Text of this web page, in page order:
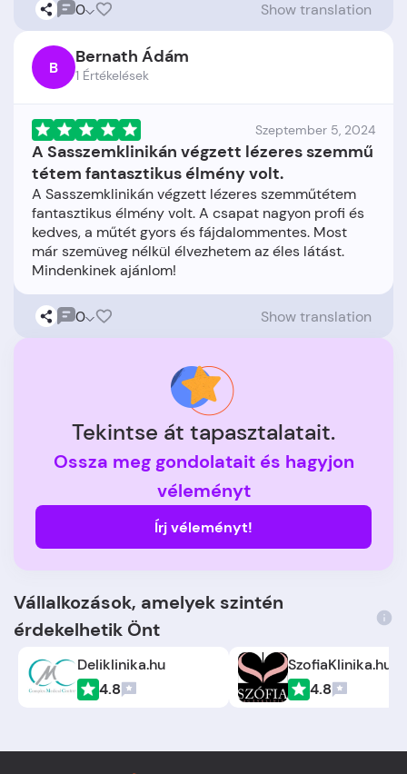
0 Show translation
B Bernath Ádám
1 Értékelések
Szeptember 5, 2024
A Sasszemklinikán végzett lézeres szemmű
tétem fantasztikus élmény volt.
A Sasszemklinikán végzett lézeres szemműtétem
fantasztikus élmény volt. A csapat nagyon profi és
kedves, a műtét gyors és fájdalommentes. Most
már szemüveg nélkül élvezhetem az éles látást.
0 Show translation
Tekintse át tapasztalatait.
Ossza meg gondolatait és hagyjon
véleményt
Írj véleményt!
Vállalkozások, amelyek szintén
érdekelhetik Önt
Deliklinika.hu
4.8
SzofiaKlinika.hu
4.8